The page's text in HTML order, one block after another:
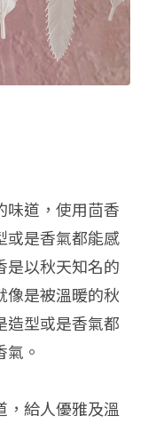
味道，使用茴香
或是香氣都能感
是以秋天知名的
像是被溫暖的秋
造型或是香氣都
。
，給人優雅及溫